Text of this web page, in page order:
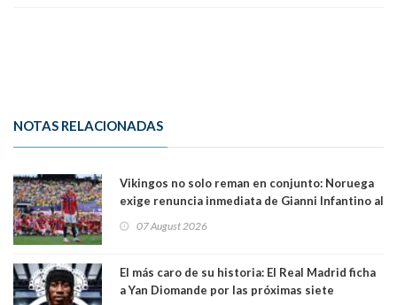
NOTAS RELACIONADAS
Vikingos no solo reman en conjunto: Noruega
exige renuncia inmediata de Gianni Infantino al
07 August 2026
El más caro de su historia: El Real Madrid ficha
a Yan Diomande por las próximas siete